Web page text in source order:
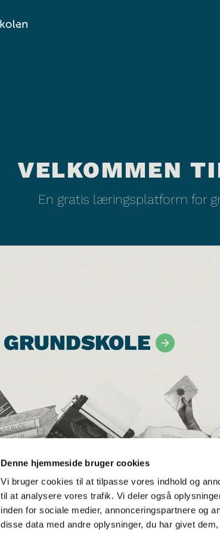
Denne hjemmeside bruger cookies
Vi bruger cookies til at tilpasse vores indhold og
til at analysere vores trafik. Vi deler også
inden for sociale medier, annonceringspartnere og
disse data med andre oplysninger, du har givet
VELKOMMEN
En gratis læringsplatform for
GRUNDSKOLE